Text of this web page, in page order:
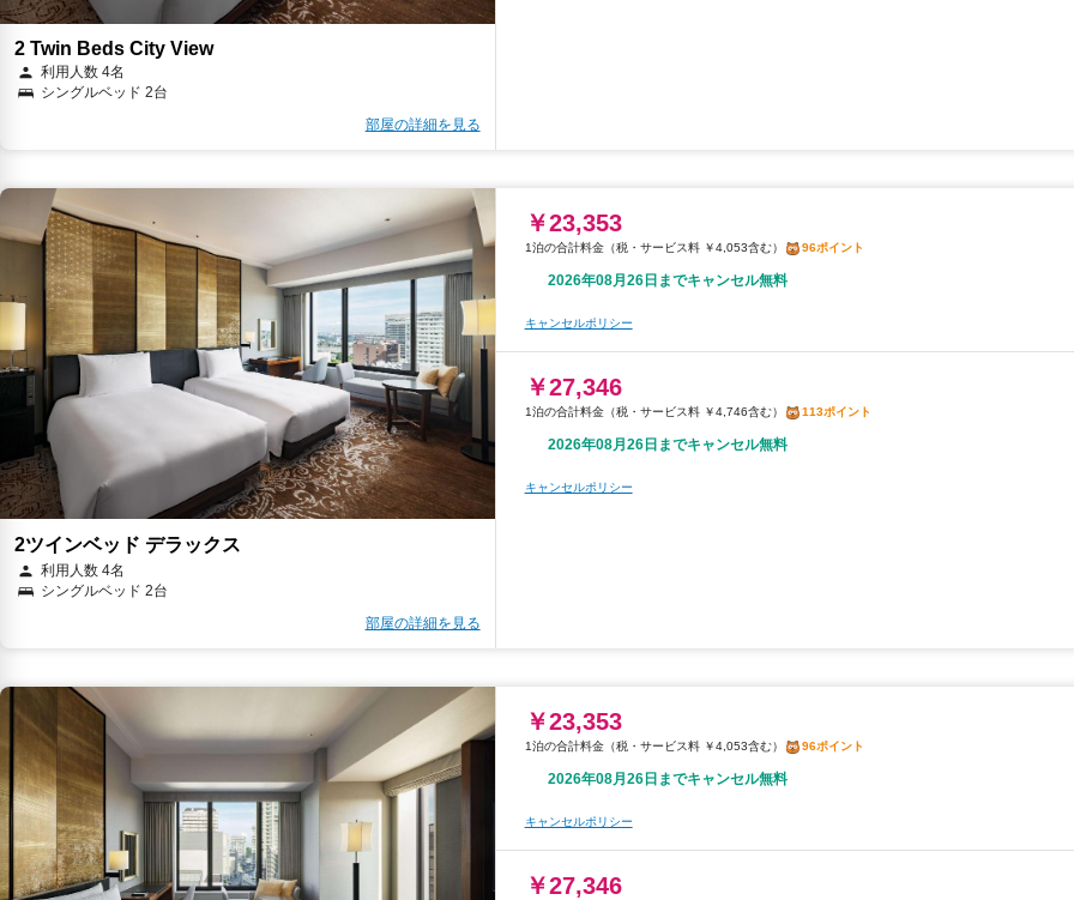
2 Twin Beds City View
利用人数 4名
シングルベッド 2台
部屋の詳細を見る
2ツインベッド デラックス
利用人数 4名
シングルベッド 2台
部屋の詳細を見る
￥23,353
税・サービス料 ￥4,053含む 96ポイント
2026年08月26日までキャンセル無料
キャンセルポリシー
￥27,346
税・サービス料 ￥4,746含む 113ポイント
2026年08月26日までキャンセル無料
キャンセルポリシー
￥23,353
税・サービス料 ￥4,053含む 96ポイント
2026年08月26日までキャンセル無料
キャンセルポリシー
￥27,346